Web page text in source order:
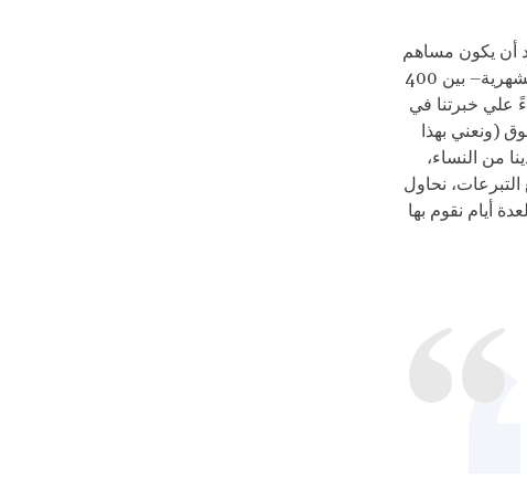
أن يكون مساهم
بشكل منتظم. من يرد المشاركة، يملىء استمارة ببياناته البنكية ويختار القيمة الشهرية– بين 400
علي خبرتنا في
(ونعني بهذا
من النساء،
نحاول
أيام نقوم بها